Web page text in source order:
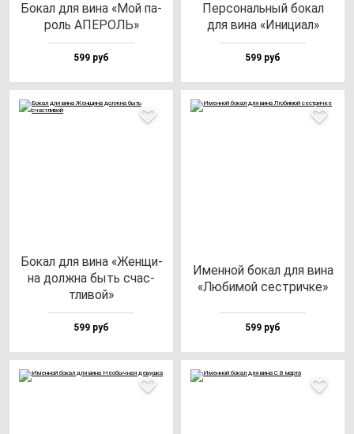
Бокал для ви­на «Мой па­
роль АПЕРОЛЬ»
599 руб
Пер­со­наль­ный бо­кал
для ви­на «Ини­ци­ал»
599 руб
Бокал для ви­на «Жен­щи­
на дол­жна быть счас­
тли­вой»
599 руб
Имен­ной бо­кал для ви­на
«Люби­мой сес­трич­ке»
599 руб